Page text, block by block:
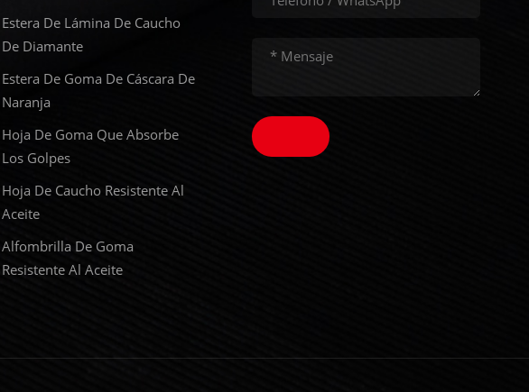
Estera De Lámina De Caucho
De Diamante
Estera De Goma De Cáscara De
Naranja
Hoja De Goma Que Absorbe
Los Golpes
Hoja De Caucho Resistente Al
Aceite
Alfombrilla De Goma
Resistente Al Aceite